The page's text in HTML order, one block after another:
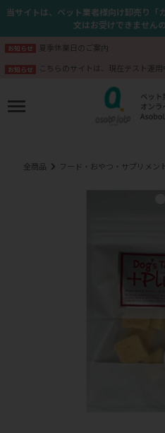
当サイトは、ペット業者様向け卸売り「
文はお受けできません
お知らせ 夏季休業日のご案内
お知らせ こちらのサイトは、現在テスト運
全商品 フード・おやつ・サプリメント